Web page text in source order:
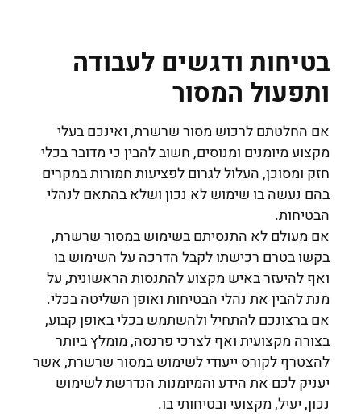
בטיחות ודגשים לעבודה
ותפעול המסור
אם החלטתם לרכוש מסור שרשרת, ואינכם בעלי
מקצוע מיומנים ומנוסים, חשוב להבין כי מדובר בכלי
חזק ומסוכן, העלול לגרום לפציעות חמורות במקרים
בהם נעשה בו שימוש לא נכון ושלא בהתאם לנהלי
הבטיחות.
אם מעולם לא התנסיתם בשימוש במסור שרשרת,
בקשו בטרם רכישתו לקבל הדרכה על השימוש בו
ואף להיעזר באיש מקצוע להתנסות הראשונית, על
מנת להבין את נהלי הבטיחות ואופן השליטה בכלי.
אם ברצונכם להתחיל ולהשתמש בכלי באופן קבוע,
בצורה מקצועית ואף לצרכי פרנסה, מומלץ ביותר
להצטרף לקורס ייעודי לשימוש במסור שרשרת, אשר
יעניק לכם את הידע והמיומנות הנדרשת לשימוש
נכון, יעיל, מקצועי ובטיחותי בו.